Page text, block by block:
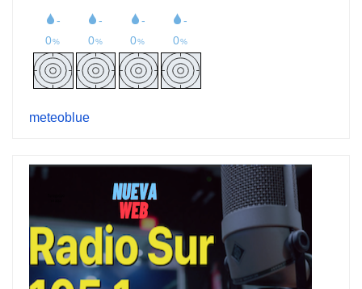
meteoblue